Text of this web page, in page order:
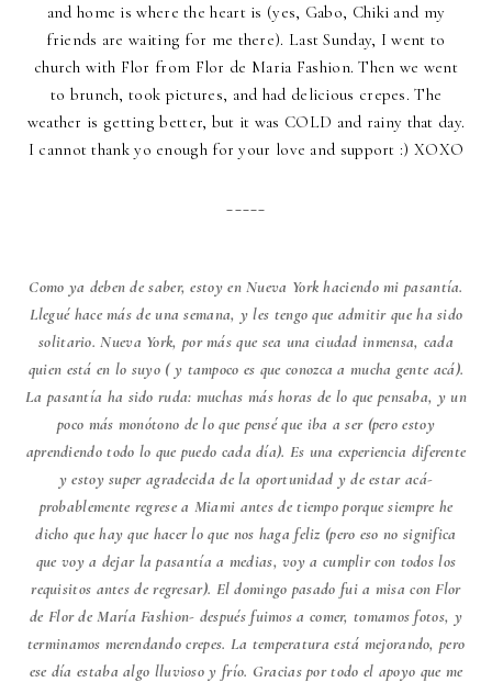
and home is where the heart is (yes, Gabo, Chiki and my
friends are waiting for me there). Last Sunday, I went to
church with Flor from Flor de Maria Fashion. Then we went
to brunch, took pictures, and had delicious crepes. The
weather is getting better, but it was COLD and rainy that day.
I cannot thank yo enough for your love and support :) XOXO
Como ya deben de saber, estoy en Nueva York haciendo mi pasantía.
Llegué hace más de una semana, y les tengo que admitir que ha sido
solitario. Nueva York, por más que sea una ciudad inmensa, cada
quien está en lo suyo ( y tampoco es que conozca a mucha gente acá).
La pasantía ha sido ruda: muchas más horas de lo que pensaba, y un
poco más monótono de lo que pensé que iba a ser (pero estoy
aprendiendo todo lo que puedo cada día). Es una experiencia diferente
y estoy super agradecida de la oportunidad y de estar acá-
probablemente regrese a Miami antes de tiempo porque siempre he
dicho que hay que hacer lo que nos haga feliz (pero eso no significa
que voy a dejar la pasantía a medias, voy a cumplir con todos los
requisitos antes de regresar). El domingo pasado fui a misa con Flor
de Flor de María Fashion- después fuimos a comer, tomamos fotos, y
terminamos merendando crepes. La temperatura está mejorando, pero
ese día estaba algo lluvioso y frío. Gracias por todo el apoyo que me